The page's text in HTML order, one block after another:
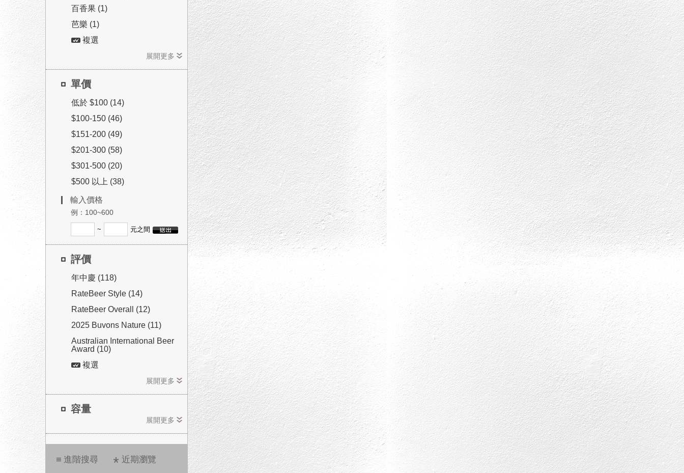
百香果 (1)
芭樂 (1)
複選
展開更多
單價
低於 $100 (14)
$100-150 (46)
$151-200 (49)
$201-300 (58)
$301-500 (20)
$500 以上 (38)
輸入價格
例：100~600
~ 元之間
評價
年中慶 (118)
RateBeer Style (14)
RateBeer Overall (12)
2025 Buvons Nature (11)
Australian International Beer
Award (10)
複選
展開更多
容量
展開更多
進階搜尋 近期瀏覽